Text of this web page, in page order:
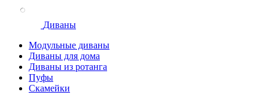
Диваны
Модульные диваны
Диваны для дома
Диваны из ротанга
Пуфы
Скамейки